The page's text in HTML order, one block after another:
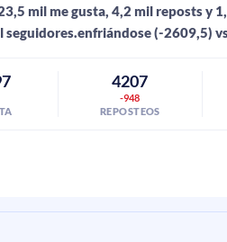
mil me gusta, 4,2 mil reposts y
seguidores.enfriándose (-2609,5)
4207
-948
REPOSTEOS